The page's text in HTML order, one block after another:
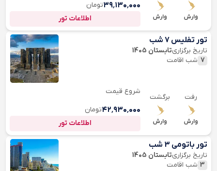
تور باتومی 3 شب
تاریخ برگزاریتابستان 1405
3 شب اقامت
تور تفلیس 7 شب
تاریخ برگزاریتابستان 1405
7 شب اقامت
رفت
وارش
برگشت
وارش
شروع قیمت
۴۲٬۹۳۰٬۰۰۰تومان
اطلاعات تور
وارش وارش
۳۹٬۱۳۰٬۰۰۰تومان
اطلاعات تور